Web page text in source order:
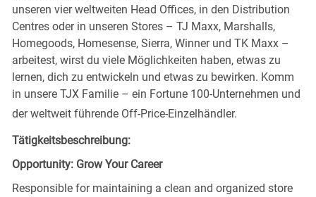
unseren vier weltweiten Head Offices, in den Distribution
Centres oder in unseren Stores – TJ Maxx, Marshalls,
Homegoods, Homesense, Sierra, Winner und TK Maxx –
arbeitest, wirst du viele Möglichkeiten haben, etwas zu
lernen, dich zu entwickeln und etwas zu bewirken. Komm
in unsere TJX Familie – ein Fortune 100-Unternehmen und
der weltweit führende Off-Price-Einzelhändler.
Tätigkeitsbeschreibung:
Opportunity: Grow Your Career
Responsible for maintaining a clean and organized store